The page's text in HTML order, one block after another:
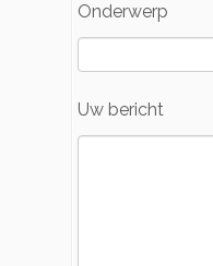
Onderwerp
Uw bericht